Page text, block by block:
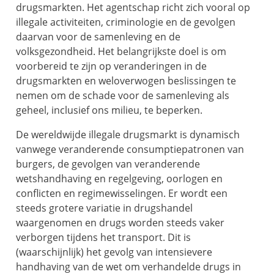
drugsmarkten. Het agentschap richt zich vooral op
illegale activiteiten, criminologie en de gevolgen
daarvan voor de samenleving en de
volksgezondheid. Het belangrijkste doel is om
voorbereid te zijn op veranderingen in de
drugsmarkten en weloverwogen beslissingen te
nemen om de schade voor de samenleving als
geheel, inclusief ons milieu, te beperken.
De wereldwijde illegale drugsmarkt is dynamisch
vanwege veranderende consumptiepatronen van
burgers, de gevolgen van veranderende
wetshandhaving en regelgeving, oorlogen en
conflicten en regimewisselingen. Er wordt een
steeds grotere variatie in drugshandel
waargenomen en drugs worden steeds vaker
verborgen tijdens het transport. Dit is
(waarschijnlijk) het gevolg van intensievere
handhaving van de wet om verhandelde drugs in